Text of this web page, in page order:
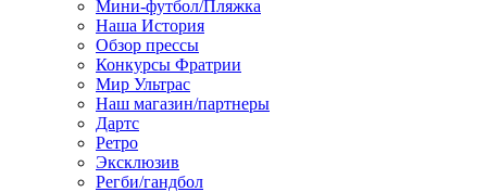
Мини-футбол/Пляжка
Наша История
Обзор прессы
Конкурсы Фратрии
Мир Ультрас
Наш магазин/партнеры
Дартс
Ретро
Эксклюзив
Регби/гандбол